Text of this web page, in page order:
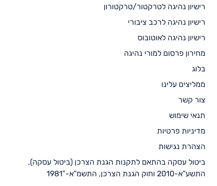
רישיון נהיגה לטרקטור/טרקטורון
רישיון נהיגה לרכב ציבורי
רישיון נהיגה לאוטובוס
מחירון פרסום למורי נהיגה
בלוג
ממליצים עלינו
צור קשר
תנאי שימוש
מדיניות פרטיות
הצהרת נגישות
ביטול עסקה בהתאם לתקנות הגנת הצרכן (ביטול עסקה),
התשע”א-2010 וחוק הגנת הצרכן, התשמ”א-1981″